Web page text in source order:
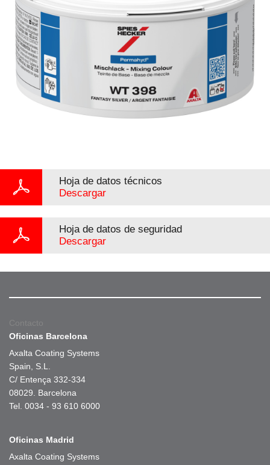
Hoja de datos técnicos
Descargar
Hoja de datos de seguridad
Descargar
Contacto
Oficinas Barcelona
Axalta Coating Systems
Spain, S.L.
C/ Entença 332-334
08029. Barcelona
Tel. 0034 - 93 610 6000
Oficinas Madrid
Axalta Coating Systems